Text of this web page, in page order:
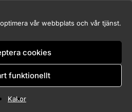
vår webbplats och vår tjänst.
cookies
funktionellt
Kakor